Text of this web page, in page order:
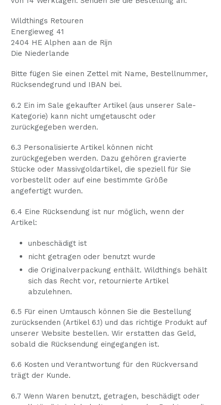
Wildthings Retouren
Energieweg 41
2404 HE Alphen aan de Rijn
Die Niederlande
Bitte fügen Sie einen Zettel mit Name, Bestellnummer,
Rücksendegrund und IBAN bei.
6.2 Ein im Sale gekaufter Artikel (aus unserer Sale-
Kategorie) kann nicht umgetauscht oder
zurückgegeben werden.
6.3 Personalisierte Artikel können nicht
zurückgegeben werden. Dazu gehören gravierte
Stücke oder Massivgoldartikel, die speziell für Sie
vorbestellt oder auf eine bestimmte Größe
angefertigt wurden.
6.4 Eine Rücksendung ist nur möglich, wenn der
Artikel:
unbeschädigt ist
nicht getragen oder benutzt wurde
die Originalverpackung enthält. Wildthings behält
sich das Recht vor, retournierte Artikel
abzulehnen.
6.5 Für einen Umtausch können Sie die Bestellung
zurücksenden (Artikel 6.1) und das richtige Produkt auf
unserer Website bestellen. Wir erstatten das Geld,
sobald die Rücksendung eingegangen ist.
6.6 Kosten und Verantwortung für den Rückversand
trägt der Kunde.
6.7 Wenn Waren benutzt, getragen, beschädigt oder